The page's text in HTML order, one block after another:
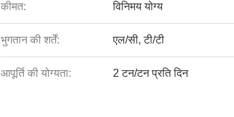
कीमत: विनिमय योग्य
भुगतान की शर्तें: एल/सी, टी/टी
आपूर्ति की योग्यता: 2 टन/टन प्रति दिन